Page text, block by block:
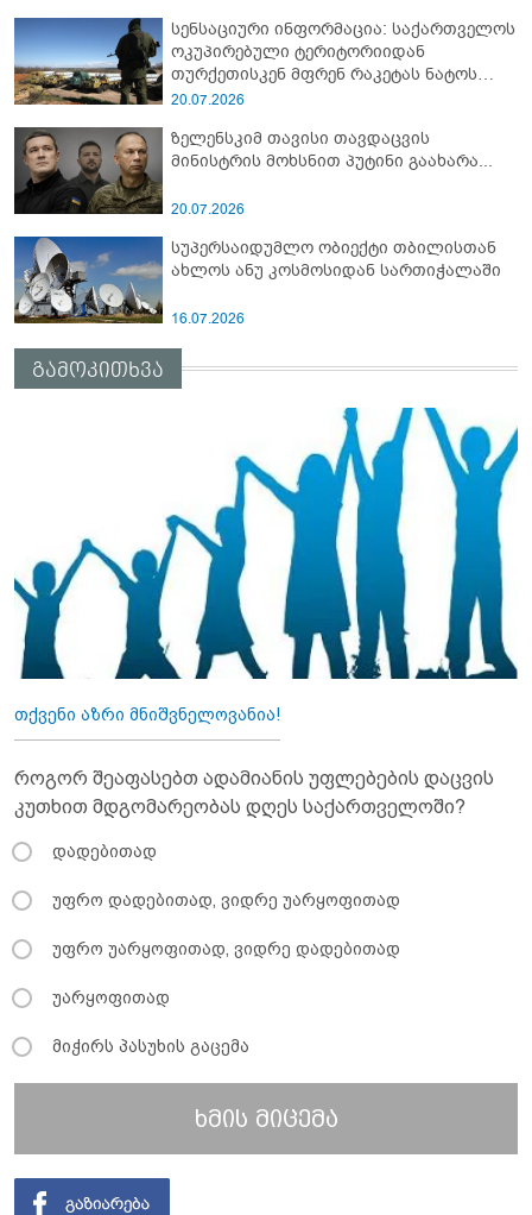
სენსაციური ინფორმაცია: საქართველოს
ოკუპირებული ტერიტორიიდან
თურქეთისკენ მფრენ რაკეტას ნატოს
სამიტი კინაღამ ჩაუშლია
20.07.2026
ზელენსკიმ თავისი თავდაცვის
მინისტრის მოხსნით პუტინი გაახარა...
20.07.2026
სუპერსაიდუმლო ობიექტი თბილისთან
ახლოს ანუ კოსმოსიდან სართიჭალაში
16.07.2026
გამოკითხვა
თქვენი აზრი მნიშვნელოვანია!
როგორ შეაფასებთ ადამიანის უფლებების დაცვის
კუთხით მდგომარეობას დღეს საქართველოში?
დადებითად
უფრო დადებითად, ვიდრე უარყოფითად
უფრო უარყოფითად, ვიდრე დადებითად
უარყოფითად
მიჭირს პასუხის გაცემა
ხმის მიცემა